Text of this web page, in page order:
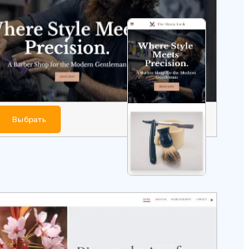
Выбрать